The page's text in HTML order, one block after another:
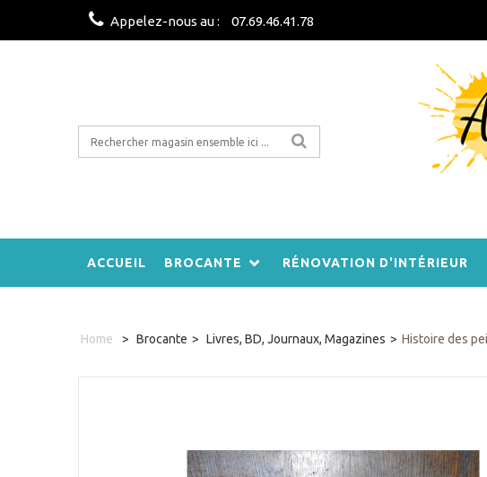
Appelez-nous au : 07.69.46.41.78
ACCUEIL BROCANTE RÉNOVATION D'INTÉRIEUR
Home > Brocante > Livres, BD, Journaux, Magazines > Histoire des